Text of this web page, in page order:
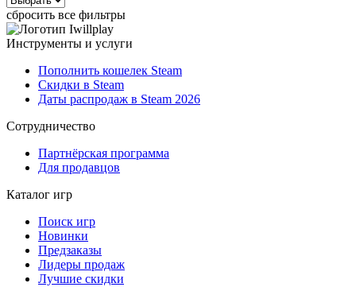
сбросить все фильтры
Инструменты и услуги
Пополнить кошелек Steam
Скидки в Steam
Даты распродаж в Steam 2026
Сотрудничество
Партнёрская программа
Для продавцов
Каталог игр
Поиск игр
Новинки
Предзаказы
Лидеры продаж
Лучшие скидки